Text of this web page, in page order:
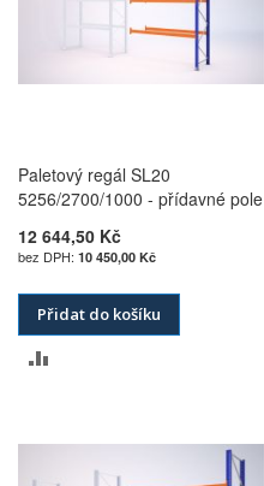
Paletový regál SL20
5256/2700/1000 - přídavné pole
12 644,50 Kč
10 450,00 Kč
Přidat do košíku
POROVNÁNÍ